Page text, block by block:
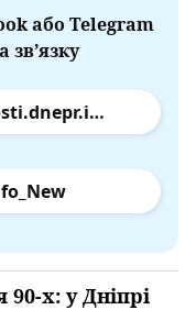
або Telegram
facebook.com/novosti.dnepr.info
х: у Дніпрі